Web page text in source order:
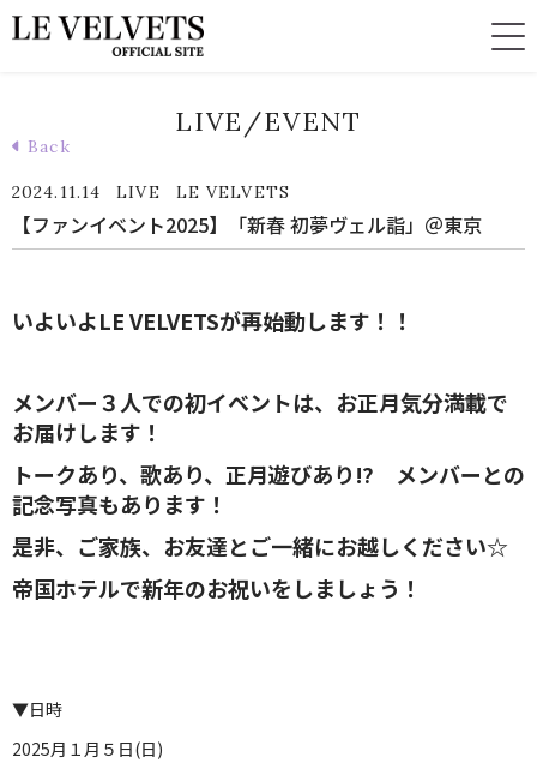
LIVE/EVENT
Back
2024.11.14 LIVE LE VELVETS
【ファンイベント2025】「新春 初夢ヴェル詣」＠東京
いよいよLE VELVETSが再始動します！！
メンバー３人での初イベントは、お正月気分満載で
お届けします！
トークあり、歌あり、正月遊びあり⁉ メンバーとの
記念写真もあります！
是非、ご家族、お友達とご一緒にお越しください☆
帝国ホテルで新年のお祝いをしましょう！
▼日時
2025月１月５日(日)